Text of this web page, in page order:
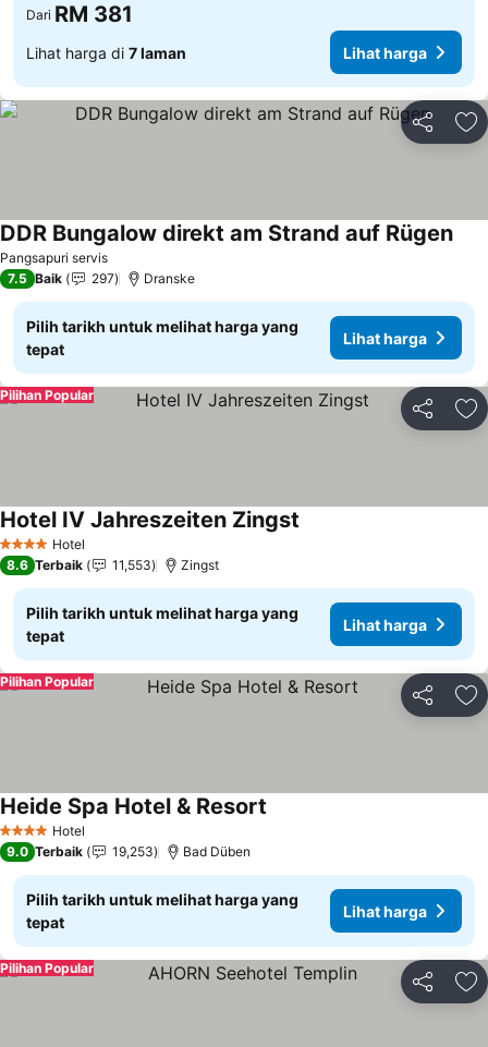
Dari RM 381
Lihat harga di 7 laman Lihat harga
Kongsi
Pangsapuri servis
DDR Bungalow direkt am Strand auf Rügen
7.5 Baik 297 Dranske
Pilih tarikh untuk melihat harga yang
tepat
Lihat harga
Kongsi
Pilihan Popular
4 BintangHotel
Hotel IV Jahreszeiten Zingst
8.6 Terbaik 11,553 Zingst
Pilih tarikh untuk melihat harga yang
tepat
Lihat harga
Kongsi
Pilihan Popular
4 BintangHotel
Heide Spa Hotel & Resort
9.0 Terbaik 19,253 Bad Düben
Pilih tarikh untuk melihat harga yang
tepat
Lihat harga
Kongsi
Pilihan Popular